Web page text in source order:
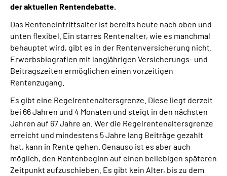
Language
Inhalte in Gebärdensprache (DGS)
Mein Kundenportal
der aktuellen Rentendebatte.
Das Renteneintrittsalter ist bereits heute nach oben und
unten flexibel. Ein starres Rentenalter, wie es manchmal
behauptet wird, gibt es in der Rentenversicherung nicht.
Erwerbsbiografien mit langjährigen Versicherungs- und
Beitragszeiten ermöglichen einen vorzeitigen
Rentenzugang.
Es gibt eine Regelrentenaltersgrenze. Diese liegt derzeit
bei 66 Jahren und 4 Monaten und steigt in den nächsten
Jahren auf 67 Jahre an. Wer die Regelrentenaltersgrenze
erreicht und mindestens 5 Jahre lang Beiträge gezahlt
hat, kann in Rente gehen. Genauso ist es aber auch
möglich, den Rentenbeginn auf einen beliebigen späteren
Zeitpunkt aufzuschieben. Es gibt kein Alter, bis zu dem